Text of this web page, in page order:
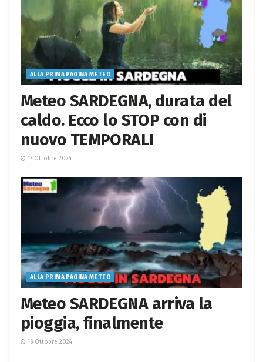
ALLA PRIMA PAGINA METEO
Meteo SARDEGNA, durata del
caldo. Ecco lo STOP con di
nuovo TEMPORALI
17 Ottobre 2024
ALLA PRIMA PAGINA METEO
Meteo SARDEGNA arriva la
pioggia, finalmente
16 Ottobre 2024